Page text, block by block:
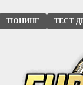
ТЮНИНГ ТЕСТ-